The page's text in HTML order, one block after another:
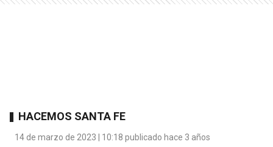
HACEMOS SANTA FE
14 de marzo de 2023 | 10:18 publicado hace 3 años